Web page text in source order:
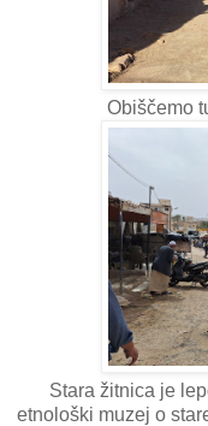
Obiščemo
Stara žitnica je
etnološki muzej o